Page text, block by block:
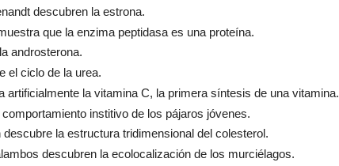
descubren la estrona.
que la enzima peptidasa es una proteína.
androsterona.
el ciclo de la urea.
artificialmente la vitamina C, la primera síntesis de una vitamina.
institivo de los pájaros jóvenes.
la estructura tridimensional del colesterol.
descubren la ecolocalización de los murciélagos.